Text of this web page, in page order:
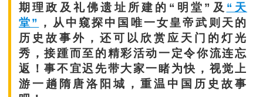
期理政及礼佛遗址所建的“明堂”及 “天
堂” ，从中窥探中国唯一女皇帝武则天的
历史故事外，还可以欣赏应天门的灯光
秀，接踵而至的精彩活动一定令你流连忘
返！事不宜迟先带大家一睹为快，视觉上
游一趟隋唐洛阳城，重温中国历史故事